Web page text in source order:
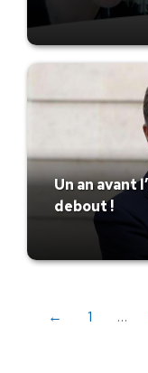
Un an avant
debout !
← 1 …